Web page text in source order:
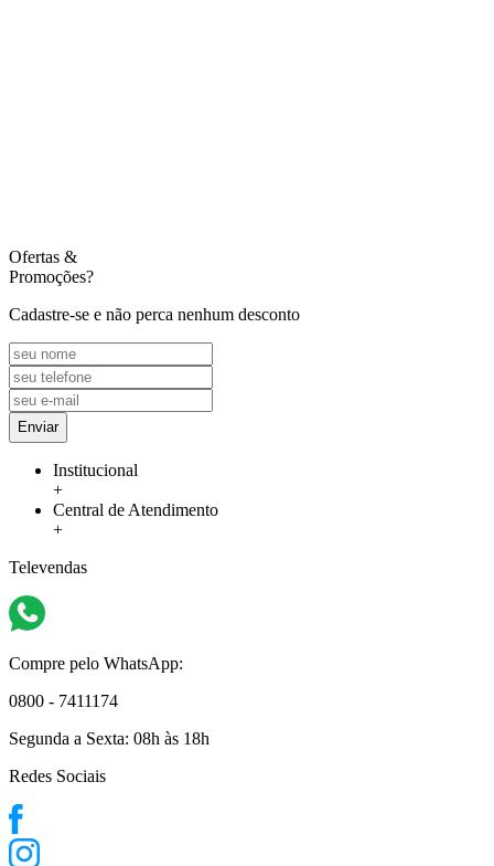
Ofertas &
Promoções?
Cadastre-se e não perca nenhum desconto
Enviar
Institucional
+
Central de Atendimento
+
Televendas
Compre pelo WhatsApp:
0800 - 7411174
Segunda a Sexta: 08h às 18h
Redes Sociais